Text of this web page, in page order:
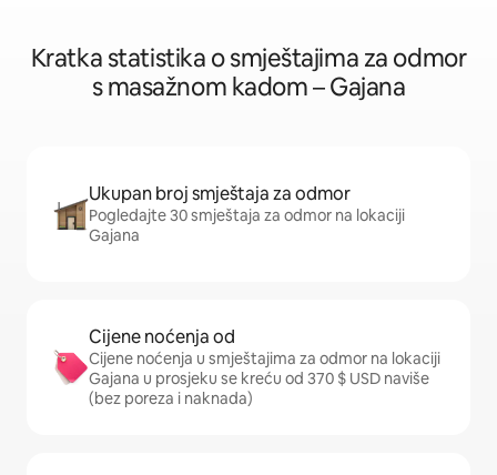
Kratka statistika o smještajima za odmor
s masažnom kadom – Gajana
Ukupan broj smještaja za odmor
Pogledajte 30 smještaja za odmor na lokaciji
Gajana
Cijene noćenja od
Cijene noćenja u smještajima za odmor na lokaciji
Gajana u prosjeku se kreću od 370 $ USD naviše
(bez poreza i naknada)